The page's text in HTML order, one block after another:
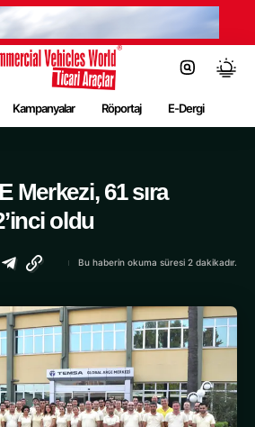
Kampanyalar Röportaj E-Dergi
Merkezi, 61 sıra
oldu
Bu haberin okuma süresi 2 dakikadır.